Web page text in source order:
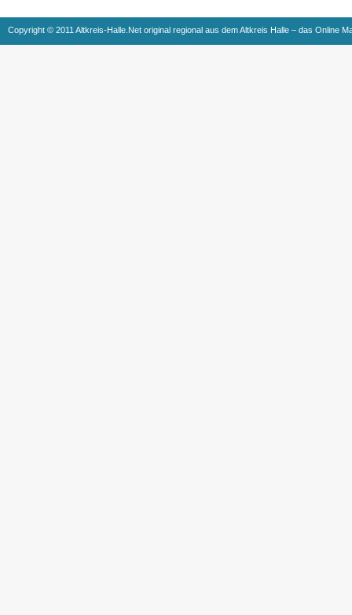
Copyright © 2011 Altkreis-Halle.Net original regional aus dem Altkreis Halle – das Online